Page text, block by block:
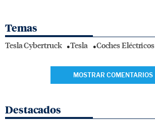
Temas
Tesla Cybertruck Tesla Coches Eléctricos
MOSTRAR COMENTARIOS
Destacados